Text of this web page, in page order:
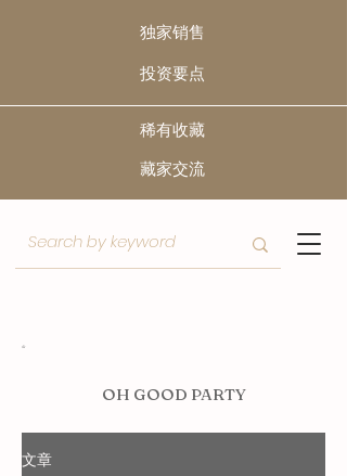
独家销售
​投资要点
稀有收藏
​藏家交流
OH GOOD PARTY
文章